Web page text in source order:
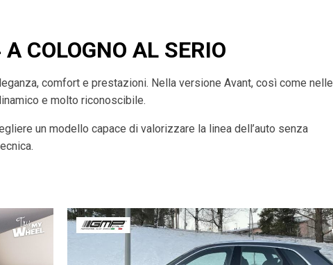
COLOGNO AL SERIO
comfort e prestazioni. Nella versione Avant, così come nelle
e molto riconoscibile.
un modello capace di valorizzare la linea dell’auto senza